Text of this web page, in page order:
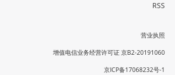
RSS
营业执照
增值电信业务经营许可证 京B2-20191060
京ICP备17068232号-1